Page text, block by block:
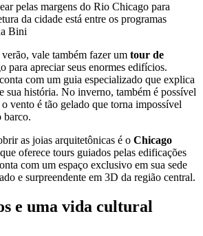
pelas margens do Rio Chicago para
da cidade está entre os programas
Bini
vale também fazer um tour de
para apreciar seus enormes edifícios.
conta com um guia especializado que explica
sua história. No inverno, também é possível
o vento é tão gelado que torna impossível
barco.
as joias arquitetônicas é o Chicago
oferece tours guiados pelas edificações
com um espaço exclusivo em sua sede
e surpreendente em 3D da região central.
e uma vida cultural